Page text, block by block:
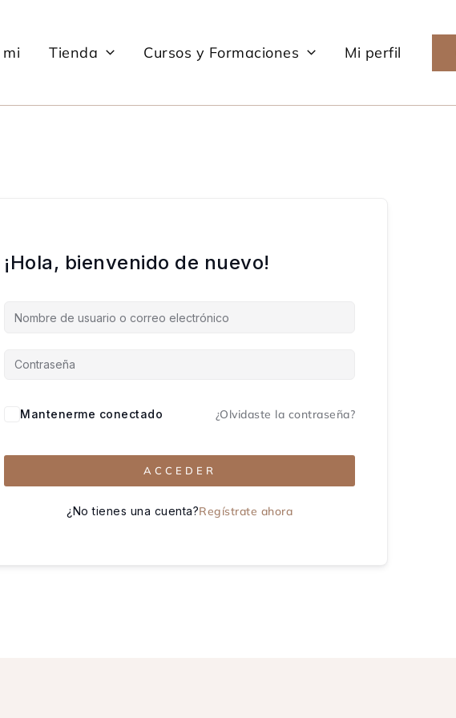
Tienda Cursos y Formaciones Mi perfil
¡Hola, bienvenido de nuevo!
Mantenerme conectado ¿Olvidaste la contraseña?
ACCEDER
¿No tienes una cuenta?Regístrate ahora